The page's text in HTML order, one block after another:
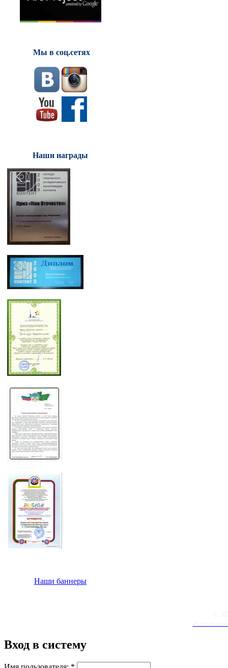
Мы в соц.сетях
Наши награды
Наши баннеры
Вход в систему